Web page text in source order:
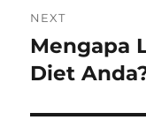
NEXT
Next
post:
Mengapa
Diet